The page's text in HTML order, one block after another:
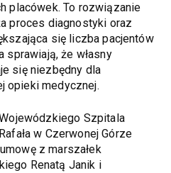
placówek. To rozwiązanie
proces diagnostyki oraz
się liczba pacjentów
że własny
się niezbędny dla
opieki medycznej.
Szpitala
w Czerwonej Górze
z marszałek
Renatą Janik i